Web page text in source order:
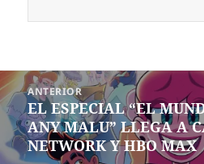
Navegación
de
entradas
ANTERIOR
Entrada
anterior:
EL ESPECIAL “EL
ANY MALU” LLEGA A
NETWORK Y HBO MAX